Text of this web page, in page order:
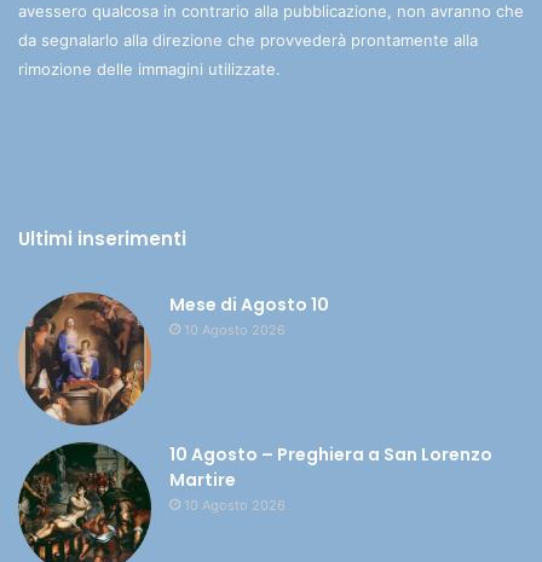
avessero qualcosa in contrario alla pubblicazione, non avranno che
da segnalarlo alla direzione che provvederà prontamente alla
rimozione delle immagini utilizzate.
Ultimi inserimenti
Mese di Agosto 10
10 Agosto 2026
10 Agosto – Preghiera a San Lorenzo
Martire
10 Agosto 2026